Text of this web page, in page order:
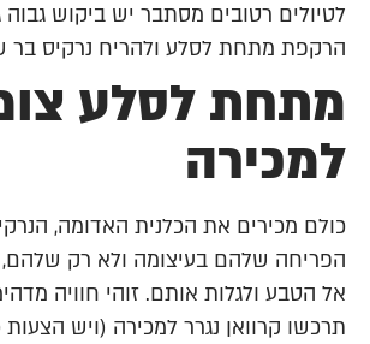
לטיולים רטובים מסתבר יש ביקוש
הרקפת מתחת לסלע ולהריח נרקיס
מתחת לסלע
למכירה
כולם מכירים את הכלנית האדומה,
הפריחה שלהם בעיצומה ולא רק שלהם,
אל הטבע ולגלות אותם. זוהי חוויה
תרכשו קרוואן נגרר למכירה (ויש